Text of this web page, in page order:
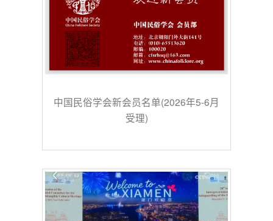
中国民俗学会新会员名单(2026年5-6月
受理)